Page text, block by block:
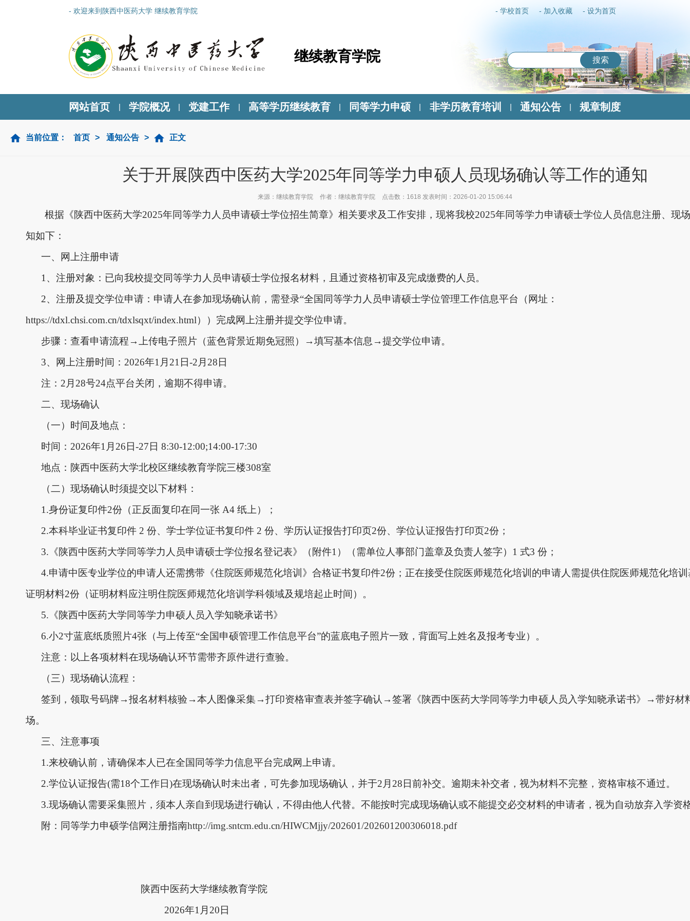
- 欢迎来到陕西中医药大学 继续教育学院 - 学校首页 - 加入收藏 - 设为首页
继续教育学院 搜索
网站首页 | 学院概况 | 党建工作 | 高等学历继续教育 | 同等学力申硕 | 非学历教育培训 | 通知公告 | 规章制度
当前位置： 首页 > 通知公告 > 正文
关于开展陕西中医药大学2025年同等学力申硕人员现场确认等工作的通知
来源： 继续教育学院 作者： 继续教育学院 点击数： 1618 发表时间： 2026-01-20 15:06:44
根据《陕西中医药大学2025年同等学力人员申请硕士学位招生简章》相关要求及工作安排，现将我校2025年同等学力申请硕士学位人员信息注册、现
知如下：
一、网上注册申请
1、注册对象：已向我校提交同等学力人员申请硕士学位报名材料，且通过资格初审及完成缴费的人员。
2、注册及提交学位申请：申请人在参加现场确认前，需登录“全国同等学力人员申请硕士学位管理工作信息平台（网址：
https://tdxl.chsi.com.cn/tdxlsqxt/index.html））完成网上注册并提交学位申请。
步骤：查看申请流程→上传电子照片（蓝色背景近期免冠照）→填写基本信息→提交学位申请。
3、网上注册时间：2026年1月21日-2月28日
注： 2月28号24点平台关闭，逾期不得申请。
二、现场确认
（一）时间及地点：
时间： 2026年1月26日-27日 8:30-12:00;14:00-17:30
地点：陕西中医药大学北校区继续教育学院三楼308室
（二）现场确认时须提交以下材料：
1.身份证复印件2份（正反面复印在同一张 A4 纸上）；
2.本科毕业证书复印件 2 份、学士学位证书复印件 2 份、学历认证报告打印页2份、学位认证报告打印页2份；
3.《陕西中医药大学同等学力人员申请硕士学位报名登记表》（附件1）（需单位人事部门盖章及负责人签字）1 式3 份；
4.申请中医专业学位的申请人还需携带《住院医师规范化培训》合格证书复印件2份；正在接受住院医师规范化培训的申请人需提供住院医师规范化培
证明材料2份（证明材料应注明住院医师规范化培训学科领域及规培起止时间）。
5.《陕西中医药大学同等学力申硕人员入学知晓承诺书》
6.小2寸蓝底纸质照片4张（与上传至“全国申硕管理工作信息平台”的蓝底电子照片一致，背面写上姓名及报考专业）。
注意：以上各项材料在现场确认环节需带齐原件进行查验。
（三） 现场确认流程：
签到，领取号码牌→报名材料核验→本人图像采集→打印资格审查表并签字确认→签署《陕西中医药大学同等学力申硕人员入学知晓承诺书》→带好材
场。
三、注意事项
1.来校确认前，请确保本人已在全国同等学力信息平台完成网上申请。
2.学位认证报告(需18个工作日)在现场确认时未出者，可先参加现场确认，并于2月28日前补交。逾期未补交者，视为材料不完整，资格审核不通过。
3.现场确认需要采集照片，须本人亲自到现场进行确认，不得由他人代替。不能按时完成现场确认或不能提交必交材料的申请者，视为自动放弃入学资
附：同等学力申硕学信网注册指南http://img.sntcm.edu.cn/HIWCMjjy/202601/202601200306018.pdf
陕西中医药大学继续教育学院
2026年1月20日